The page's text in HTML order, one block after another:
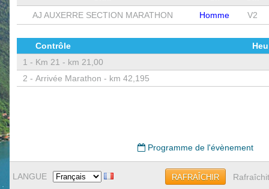
AJ AUXERRE SECTION MARATHON
Homme V2
Contrôle
1 - Km 21 - km 21,00
2 - Arrivée Marathon - km 42,195
Programme de l'évènement
LANGUE RAFRAÎCHIR